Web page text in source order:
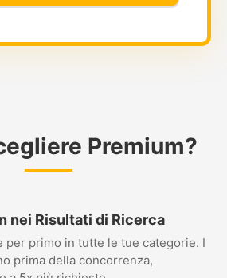
Premium?
nei Risultati di Ricerca
per primo in tutte le tue categorie. I
prima della concorrenza,